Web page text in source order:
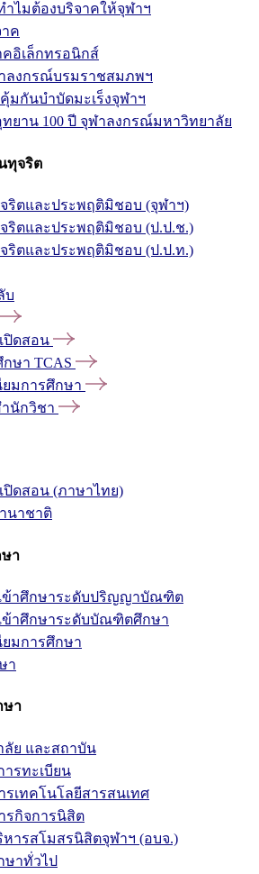
ำไมต้องบริจาคให้จุฬาฯ
ค
คอิเล็กทรอนิกส์
ลงกรณ์บรมราชสมภพฯ
มกันบำบัดมะเร็งจุฬาฯ
ยาน 100 ปี จุฬาลงกรณ์มหาวิทยาลัย
ทุจริต
จริตและประพฤติมิชอบ (จุฬาฯ)
จริตและประพฤติมิชอบ (ป.ป.ช.)
จริตและประพฤติมิชอบ (ป.ป.ท.)
บ
ปิดสอน
ษา TCAS
ยมการศึกษา
นักวิชา
ปิดสอน (ภาษาไทย)
นาชาติ
ษา
ข้าศึกษาระดับปริญญาบัณฑิต
ข้าศึกษาระดับบัณฑิตศึกษา
ยมการศึกษา
า
ษา
ย และสถาบัน
รทะเบียน
รเทคโนโลยีสารสนเทศ
รกิจการนิสิต
หารสโมสรนิสิตจุฬาฯ (อบจ.)
ษาทั่วไป